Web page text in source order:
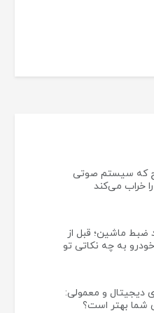
که سیستم صوتی
خراب می‌کند
ضبط ماشین؛ قبل از
به چه نکاتی تو
دیجیتال و معمولی:
شما بهتر است؟